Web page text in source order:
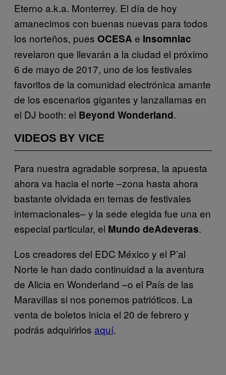
Eterno a.k.a. Monterrey. El día de hoy
amanecimos con buenas nuevas para todos
los norteños, pues OCESA e Insomniac
revelaron que llevarán a la ciudad el próximo
6 de mayo de 2017, uno de los festivales
favoritos de la comunidad electrónica amante
de los escenarios gigantes y lanzallamas en
el DJ booth: el Beyond Wonderland.
VIDEOS BY VICE
Para nuestra agradable sorpresa, la apuesta
ahora va hacia el norte –zona hasta ahora
bastante olvidada en temas de festivales
internacionales– y la sede elegida fue una en
especial particular, el Mundo deAdeveras.
Los creadores del EDC México y el P’al
Norte le han dado continuidad a la aventura
de Alicia en Wonderland –o el País de las
Maravillas si nos ponemos patrióticos. La
venta de boletos inicia el 20 de febrero y
podrás adquirirlos aquí.